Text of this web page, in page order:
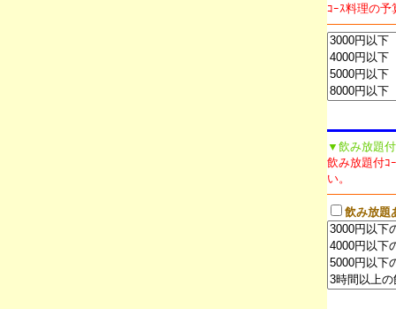
ｺｰｽ料理の予
▼飲み放題
飲み放題付ｺ
い。
飲み放題